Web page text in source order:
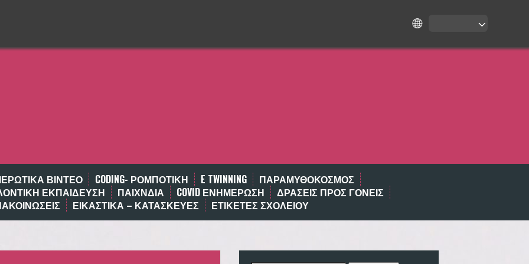
ΒΊΝΤΕΟ CODING- ΡΟΜΠΟΤΙΚΉ E TWINNING
ΠΑΡΑΜΥΘΌΚΟΣΜΟΣ
ΕΚΠΑΊΔΕΥΣΗ ΠΑΙΧΝΔΙΑ COVID ΕΝΗΜΕΡΩΣΗ
ΔΡΑΣΕΙΣ ΠΡΟΣ ΓΟΝΕΙΣ
ΕΙΚΑΣΤΙΚΑ – ΚΑΤΑΣΚΕΥΕΣ ΕΤΙΚΈΤΕΣ ΣΧΟΛΕΊΟΥ